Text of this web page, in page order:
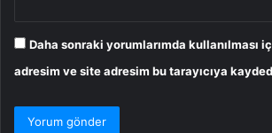
Daha sonraki yorumlarımda kullanılması
adresim ve site adresim bu tarayıcıya